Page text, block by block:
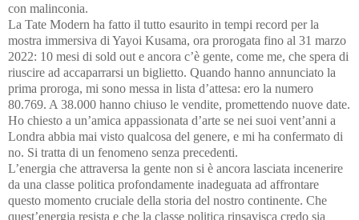
con malinconia.
La Tate Modern ha fatto il tutto esaurito in tempi record per la
mostra immersiva di Yayoi Kusama, ora prorogata fino al 31 marzo
2022: 10 mesi di sold out e ancora c’è gente, come me, che spera di
riuscire ad accaparrarsi un biglietto. Quando hanno annunciato la
prima proroga, mi sono messa in lista d’attesa: ero la numero
80.769. A 38.000 hanno chiuso le vendite, promettendo nuove date.
Ho chiesto a un’amica appassionata d’arte se nei suoi vent’anni a
Londra abbia mai visto qualcosa del genere, e mi ha confermato di
no. Si tratta di un fenomeno senza precedenti.
L’energia che attraversa la gente non si è ancora lasciata incenerire
da una classe politica profondamente inadeguata ad affrontare
questo momento cruciale della storia del nostro continente. Che
quest’energia resista e che la classe politica rinsavisca credo sia